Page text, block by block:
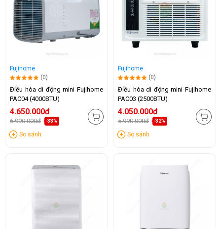
Fujihome
(0)
Điều hòa di động mini Fujihome
PAC04 (4000BTU)
4.650.000đ
6.990.000đ -33%
So sánh
Fujihome
(0)
Điều hòa di động mini Fujihome
PAC03 (2500BTU)
4.050.000đ
5.990.000đ -32%
So sánh